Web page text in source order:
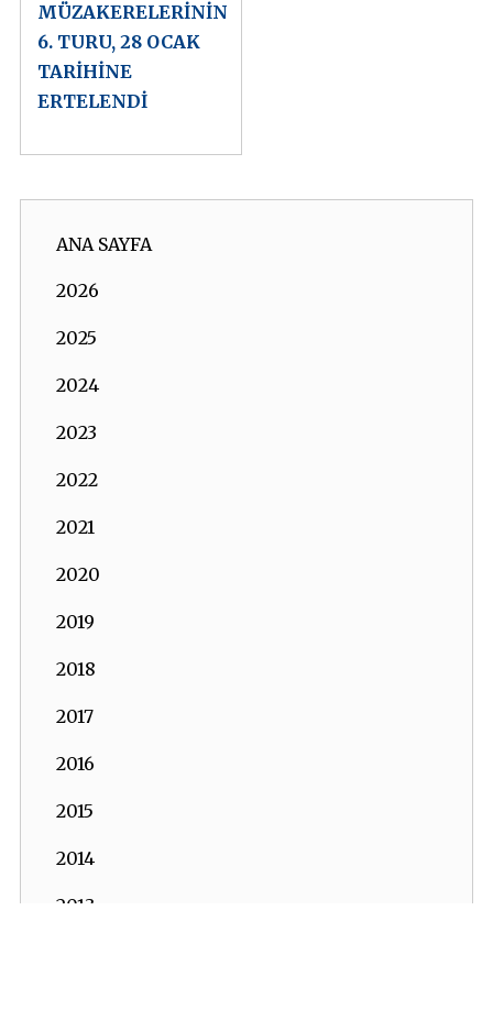
MÜZAKERELERİNİN
6. TURU, 28 OCAK
TARİHİNE
ERTELENDİ
ANA SAYFA
2026
2025
2024
2023
2022
2021
2020
2019
2018
2017
2016
2015
2014
2013